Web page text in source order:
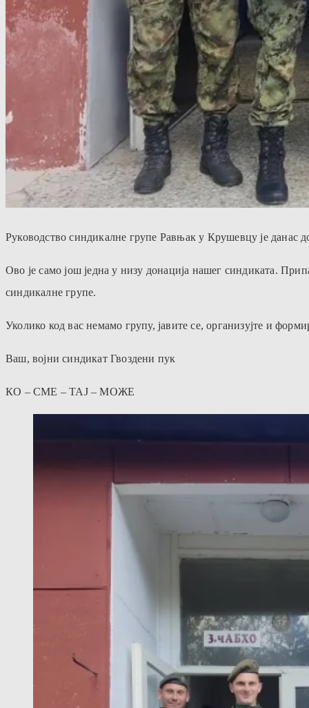
Руководство синдикалне групе Равњак у Крушевцу је данас
Ово је само још једна у низу донација нашег синдиката.
синдикалне групе.
Уколико код вас немамо групу, јавите се, организујте и
Ваш, војни синдикат Гвоздени пук
КО – СМЕ – ТАЈ – МОЖЕ